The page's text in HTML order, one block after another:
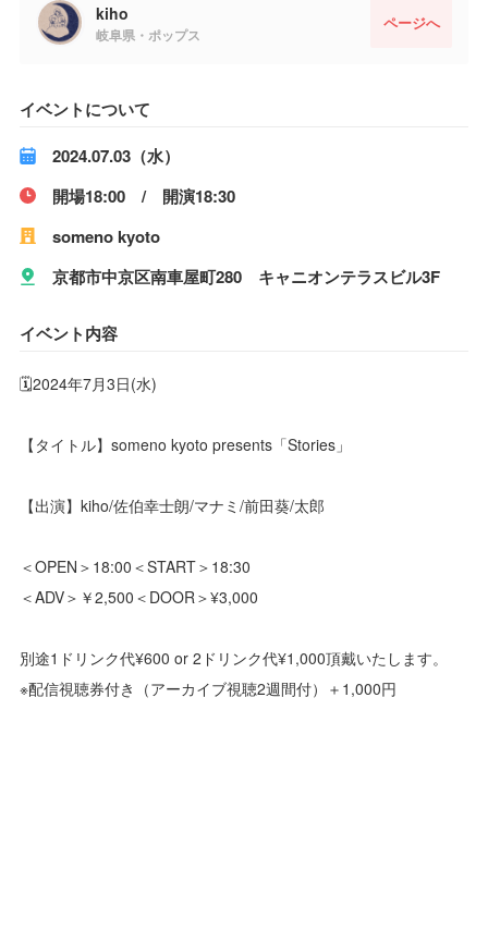
kiho
岐阜県・ポップス
ページへ
イベントについて
2024.07.03（水）
開場18:00 / 開演18:30
someno kyoto
京都市中京区南車屋町280 キャニオンテラスビル3F
イベント内容
🗓️2024年7月3日(水)
【タイトル】someno kyoto presents「Stories」
【出演】kiho/佐伯幸士朗/マナミ/前田葵/太郎
＜OPEN＞18:00＜START＞18:30
＜ADV＞￥2,500＜DOOR＞¥3,000
別途1ドリンク代¥600 or 2ドリンク代¥1,000頂戴いたします。
※配信視聴券付き（アーカイブ視聴2週間付）＋1,000円